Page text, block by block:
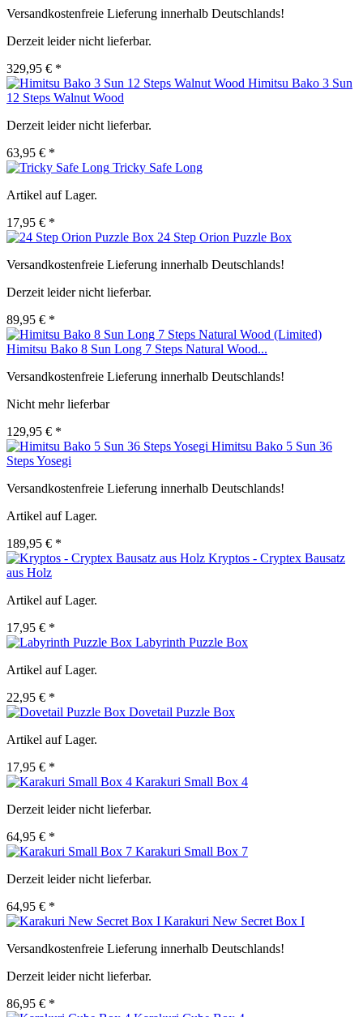
Versandkostenfreie Lieferung innerhalb Deutschlands!
Derzeit leider nicht lieferbar.
329,95 € *
Himitsu Bako 3 Sun
12 Steps Walnut Wood
Derzeit leider nicht lieferbar.
63,95 € *
Tricky Safe Long
Artikel auf Lager.
17,95 € *
24 Step Orion Puzzle Box
Versandkostenfreie Lieferung innerhalb Deutschlands!
Derzeit leider nicht lieferbar.
89,95 € *
Himitsu Bako 8 Sun Long 7 Steps Natural Wood...
Versandkostenfreie Lieferung innerhalb Deutschlands!
Nicht mehr lieferbar
129,95 € *
Himitsu Bako 5 Sun 36
Steps Yosegi
Versandkostenfreie Lieferung innerhalb Deutschlands!
Artikel auf Lager.
189,95 € *
Kryptos - Cryptex Bausatz
aus Holz
Artikel auf Lager.
17,95 € *
Labyrinth Puzzle Box
Artikel auf Lager.
22,95 € *
Dovetail Puzzle Box
Artikel auf Lager.
17,95 € *
Karakuri Small Box 4
Derzeit leider nicht lieferbar.
64,95 € *
Karakuri Small Box 7
Derzeit leider nicht lieferbar.
64,95 € *
Karakuri New Secret Box I
Versandkostenfreie Lieferung innerhalb Deutschlands!
Derzeit leider nicht lieferbar.
86,95 € *